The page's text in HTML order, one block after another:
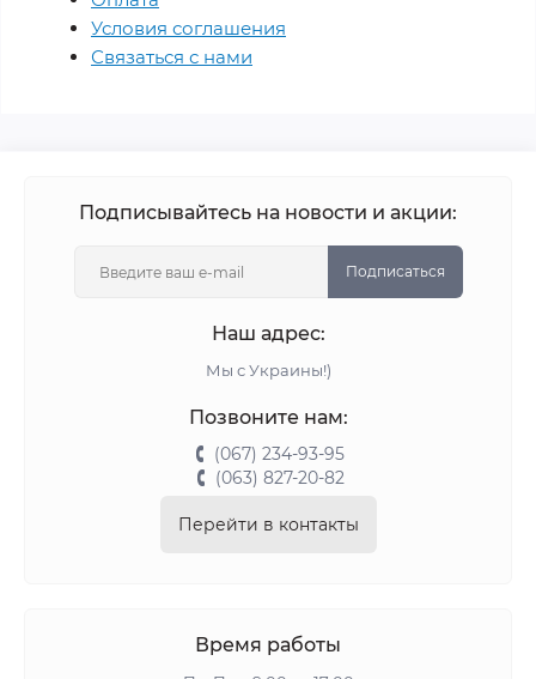
Условия соглашения
Связаться с нами
Подписывайтесь на новости и акции:
Подписаться
Наш адрес:
Мы с Украины!)
Позвоните нам:
(067) 234-93-95
(063) 827-20-82
Перейти в контакты
Время работы